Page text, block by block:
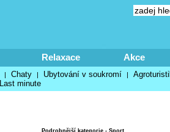
Relaxace Akce
| Chaty | Ubytování v soukromí |
Last minute